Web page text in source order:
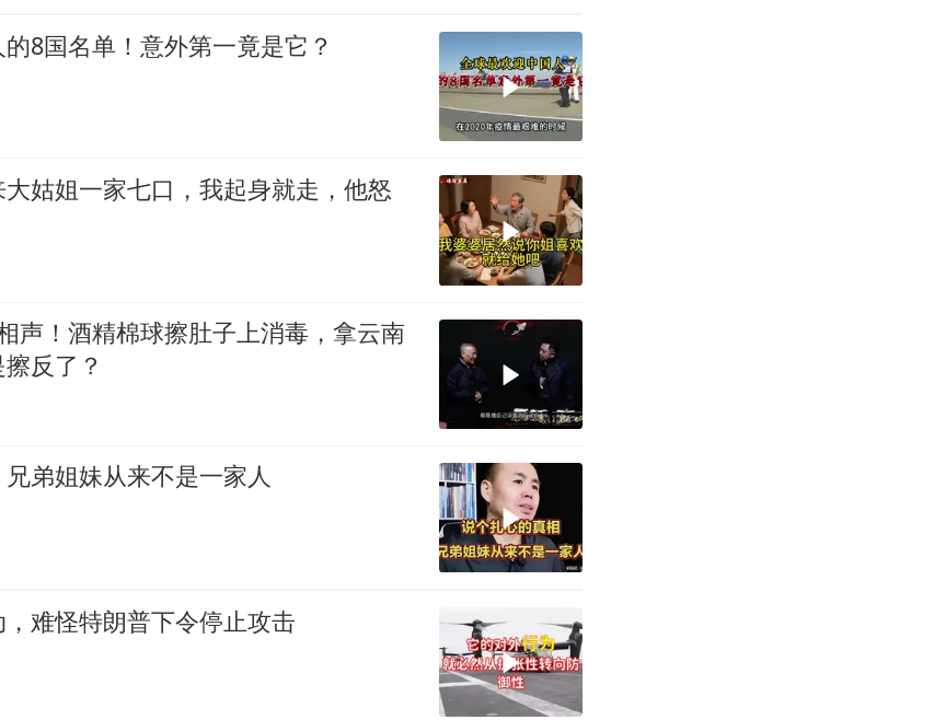
8国名单！意外第一竟是它？
姑姐一家七口，我起身就走，他怒
声！酒精棉球擦肚子上消毒，拿云南
反了？
弟姐妹从来不是一家人
难怪特朗普下令停止攻击